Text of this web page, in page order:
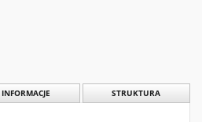
INFORMACJE STRUKTURA